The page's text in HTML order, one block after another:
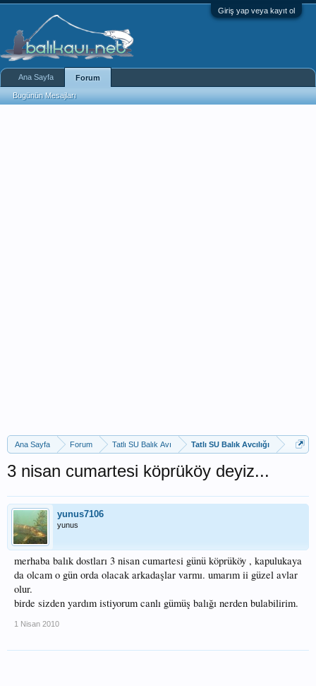
Giriş yap veya kayıt ol
Ana Sayfa Forum Tatlı SU Balık Avı Tatlı SU Balık Avcılığı
3 nisan cumartesi köprüköy deyiz...
yunus7106
yunus
merhaba balık dostları 3 nisan cumartesi günü köprüköy , kapulukaya
da olcam o gün orda olacak arkadaşlar varmı. umarım ii güzel avlar
olur.
birde sizden yardım istiyorum canlı gümüş balığı nerden bulabilirim.
1 Nisan 2010
Ana Sayfa Forum
Bugünün Mesajları